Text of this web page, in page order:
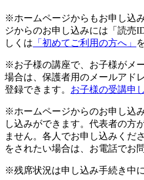
※ホームページからもお申し込
ジからのお申し込みには「読売
しくは 「初めてご利用の方へ」
※お子様の講座で、お子様がメ
場合は、保護者用のメールアド
登録できます。 お子様の受講申
※ホームページからのお申し込
し込みができます。代表者の方
ません。各人でお申し込みくだ
をされたい場合は、お電話でお
※残席状況は申し込み手続き中